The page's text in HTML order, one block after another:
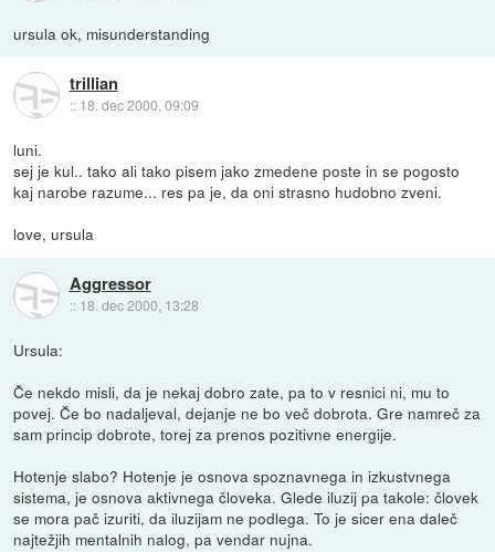
ursula ok, misunderstanding
trillian
:: 18. dec 2000, 09:09
luni.
sej je kul.. tako ali tako pisem jako zmedene poste in se pogosto
kaj narobe razume... res pa je, da oni strasno hudobno zveni.
love, ursula
Aggressor
:: 18. dec 2000, 13:28
Ursula:
Če nekdo misli, da je nekaj dobro zate, pa to v resnici ni, mu to
povej. Če bo nadaljeval, dejanje ne bo več dobrota. Gre namreč za
sam princip dobrote, torej za prenos pozitivne energije.
Hotenje slabo? Hotenje je osnova spoznavnega in izkustvnega
sistema, je osnova aktivnega človeka. Glede iluzij pa takole: človek
se mora pač izuriti, da iluzijam ne podlega. To je sicer ena daleč
najtežjih mentalnih nalog, pa vendar nujna.